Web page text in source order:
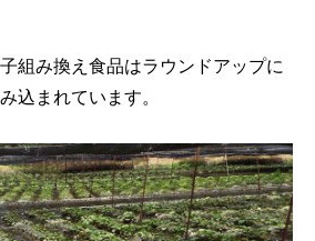
組み換え食品はラウンドアップに
込まれています。